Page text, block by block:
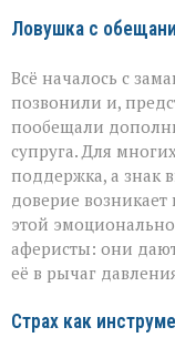
Ловушка с
Всё началось с
позвонили и,
пообещали
супруга. Для
поддержка, а знак
доверие
этой
аферисты: они
её в рычаг
Страх как